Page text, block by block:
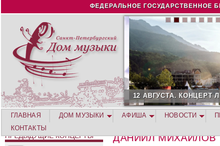
Jump to navigation
ФЕДЕРАЛЬНОЕ ГОСУДАРСТВЕННОЕ
12 АВГУСТА. КОНЦЕРТ
ДАНИИЛ МИХАЙЛОВ
ГЛАВНАЯ ДОМ МУЗЫКИ АФИША НОВОСТИ
КОНТАКТЫ
ПРЕДЫДУЩИЕ КОНЦЕРТЫ